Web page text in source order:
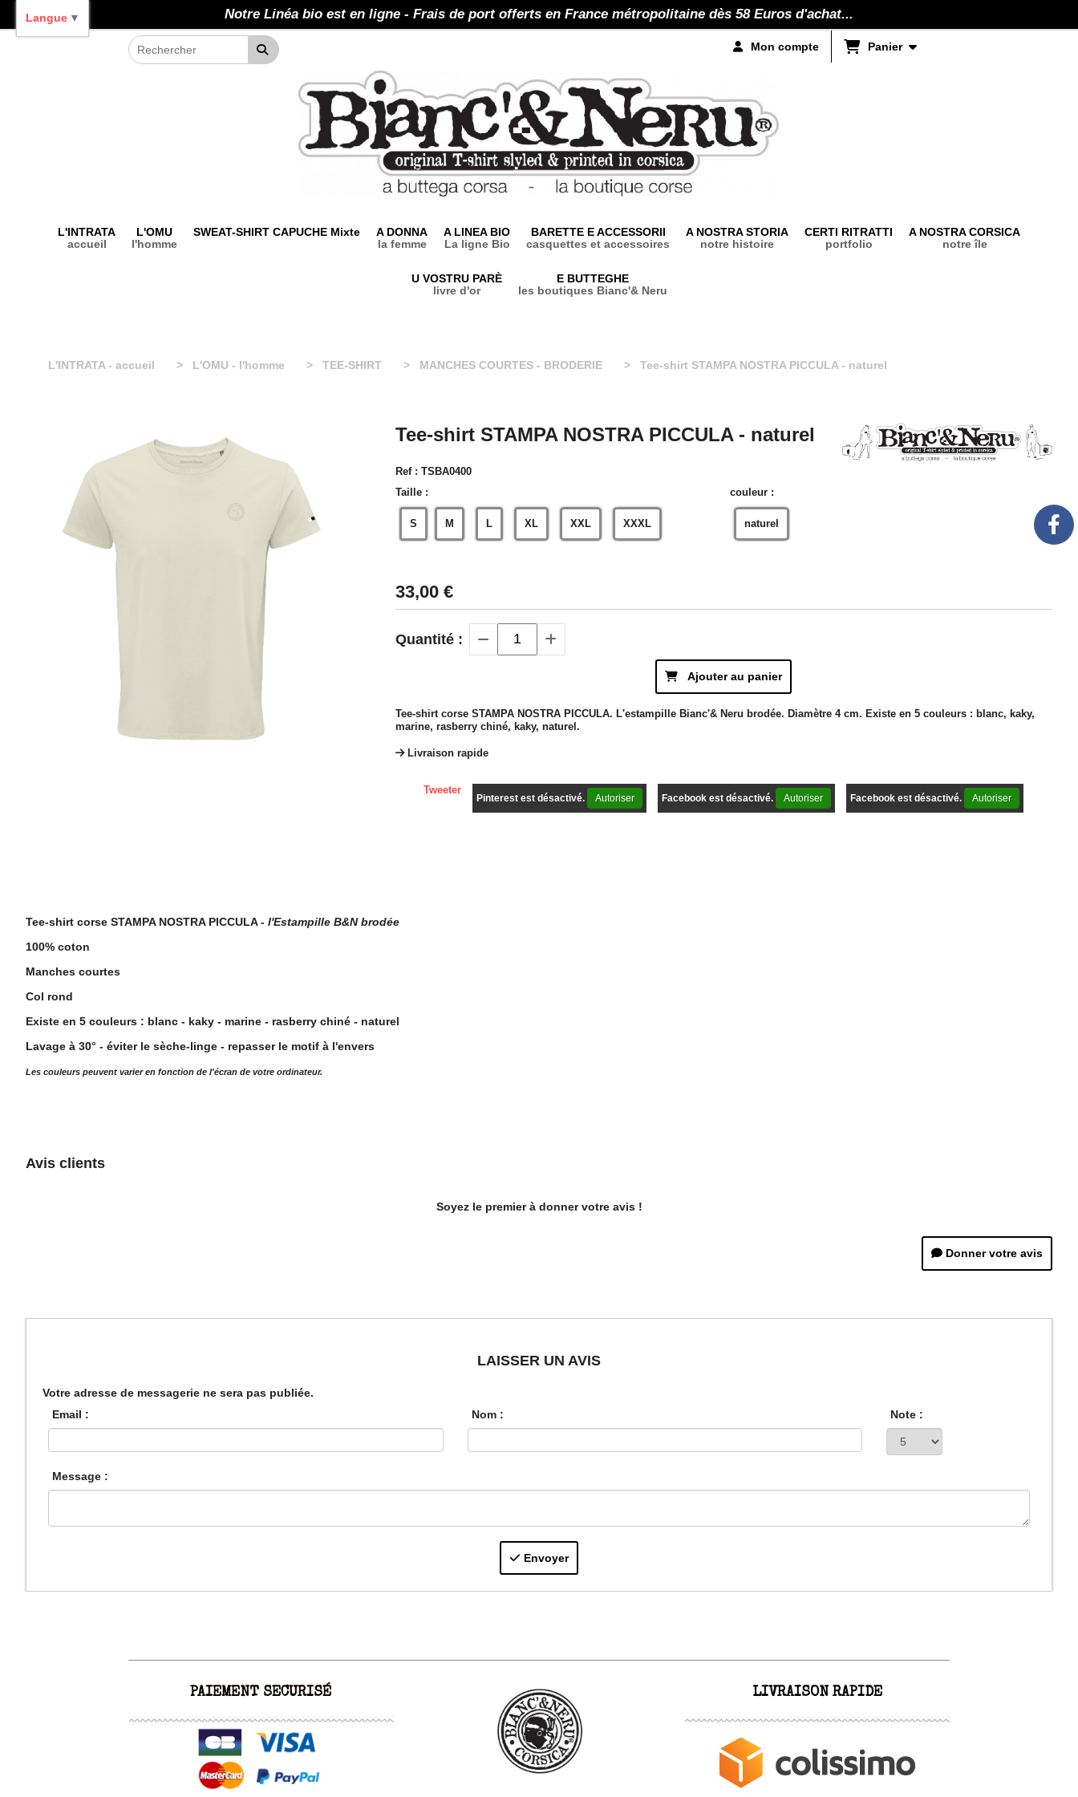
Notre Linéa bio est en ligne - Frais de port offerts en France métropolitaine dès 58 Euros d'achat...
Mon compte Panier
L'INTRATA
accueil
L'OMU
l'homme
SWEAT-SHIRT CAPUCHE Mixte
A DONNA
la femme
A LINEA BIO
La ligne Bio
BARETTE E ACCESSORII
casquettes et accessoires
A NOSTRA STORIA
notre histoire
CERTI RITRATTI
portfolio
A NOSTRA CORSICA
notre île
U VOSTRU PARÈ
livre d'or
E BUTTEGHE
les boutiques Bianc'& Neru
L'INTRATA - accueil L'OMU - l'homme TEE-SHIRT MANCHES COURTES - BRODERIE Tee-shirt STAMPA NOSTRA PICCULA - naturel
Tee-shirt STAMPA NOSTRA PICCULA - naturel
Ref : TSBA0400
Taille :
S M L XL XXL XXXL
couleur :
naturel
33,00€
Quantité :
Ajouter au panier
Tee-shirt corse STAMPA NOSTRA PICCULA. L'estampille Bianc'& Neru brodée. Diamètre 4 cm. Existe en 5 couleurs : blanc, kaky,
marine, rasberry chiné, kaky, naturel.
Livraison rapide
Tweeter
Pinterest est désactivé. Autoriser Facebook est désactivé. Autoriser Facebook est désactivé. Autoriser
Tee-shirt corse STAMPA NOSTRA PICCULA - l'Estampille B&N brodée
100% coton
Manches courtes
Col rond
Existe en 5 couleurs : blanc - kaky - marine - rasberry chiné - naturel
Lavage à 30° - éviter le sèche-linge - repasser le motif à l'envers
Les couleurs peuvent varier en fonction de l'écran de votre ordinateur.
Avis clients
Soyez le premier à donner votre avis !
Donner votre avis
LAISSER UN AVIS
Votre adresse de messagerie ne sera pas publiée.
Email :
Nom : Note :
Message :
Envoyer
PAIEMENT SECURISÉ LIVRAISON RAPIDE
Langue ▼